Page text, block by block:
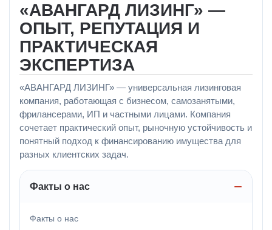
«АВАНГАРД ЛИЗИНГ» —
ОПЫТ, РЕПУТАЦИЯ И
ПРАКТИЧЕСКАЯ
ЭКСПЕРТИЗА
«АВАНГАРД ЛИЗИНГ» — универсальная лизинговая
компания, работающая с бизнесом, самозанятыми,
фрилансерами, ИП и частными лицами. Компания
сочетает практический опыт, рыночную устойчивость и
понятный подход к финансированию имущества для
разных клиентских задач.
Факты о нас
Факты о нас